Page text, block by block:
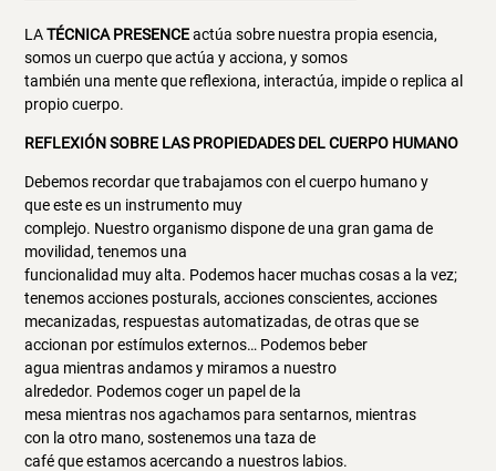
LATÉCNICA PRESENCEactúa sobre nuestra propia esencia,
somos un cuerpo que actúa y acciona, y somos
también una mente que reflexiona, interactúa, impide o replica al
propio cuerpo.
REFLEXIÓN SOBRE LAS PROPIEDADES DEL CUERPO HUMANO
Debemos recordar que trabajamos con el cuerpo humano y
que este es un instrumento muy
complejo. Nuestro organismo dispone de una gran gama de
movilidad, tenemos una
funcionalidad muy alta. Podemos hacer muchas cosas a la vez;
tenemos acciones posturals, acciones conscientes, acciones
mecanizadas, respuestas automatizadas, de otras que se
accionan por estímulos externos… Podemos beber
agua mientras andamos y miramos a nuestro
alrededor. Podemos coger un papel de la
mesa mientras nos agachamos para sentarnos, mientras
con la otro mano, sostenemos una taza de
café que estamos acercando a nuestros labios.